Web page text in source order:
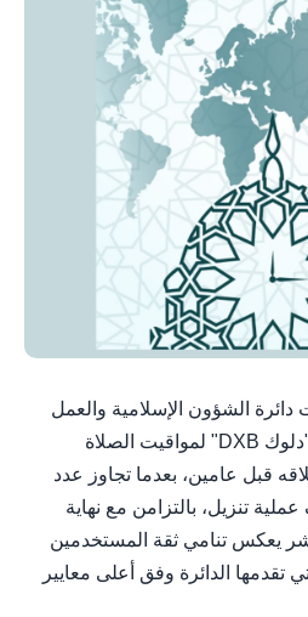
أعلنت دائرة الشؤون الإسلامية والعمل
الخيري بدبي تحقيق تطبيق "دلوك DXB" لمواقيت الصلاة
قبل عامين، بعدما تجاوز عدد
مليوناً و35 ألف عملية تنزيل، بالتزامن مع نهاية
1447 في مؤشر يعكس تنامي ثقة المستخدمين
تقدمها الدائرة وفق أعلى معايير